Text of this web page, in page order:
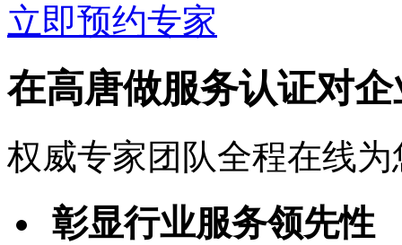
立即预约专家
在高唐做服务认证对
权威专家团队全程在线
彰显行业服务领先性